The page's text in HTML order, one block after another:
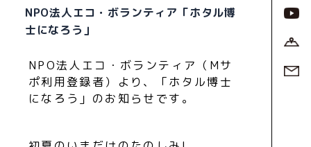
NPO法人エコ・ボランティア「ホタル博
士になろう」
NPO法人エコ・ボランティア（Mサ
ポ利用登録者）より、「ホタル博士
になろう」のお知らせです。